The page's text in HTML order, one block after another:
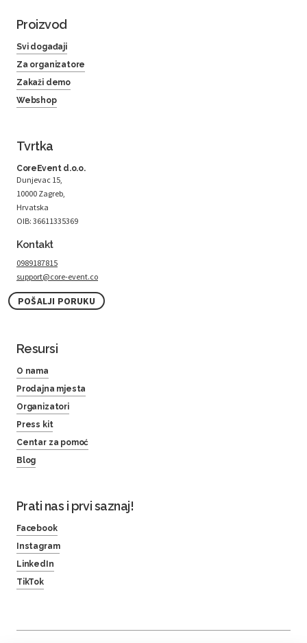
Proizvod
Svi događaji
Za organizatore
Zakaži demo
Webshop
Tvrtka
CoreEvent d.o.o.
Dunjevac 15,
10000 Zagreb,
Hrvatska
OIB: 36611335369
Kontakt
0989187815
support@core-event.co
POŠALJI PORUKU
Resursi
O nama
Prodajna mjesta
Organizatori
Press kit
Centar za pomoć
Blog
Prati nas i prvi saznaj!
Facebook
Instagram
LinkedIn
TikTok